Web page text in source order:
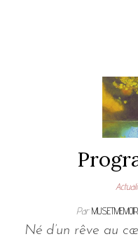
Par
Né d’un rêve au